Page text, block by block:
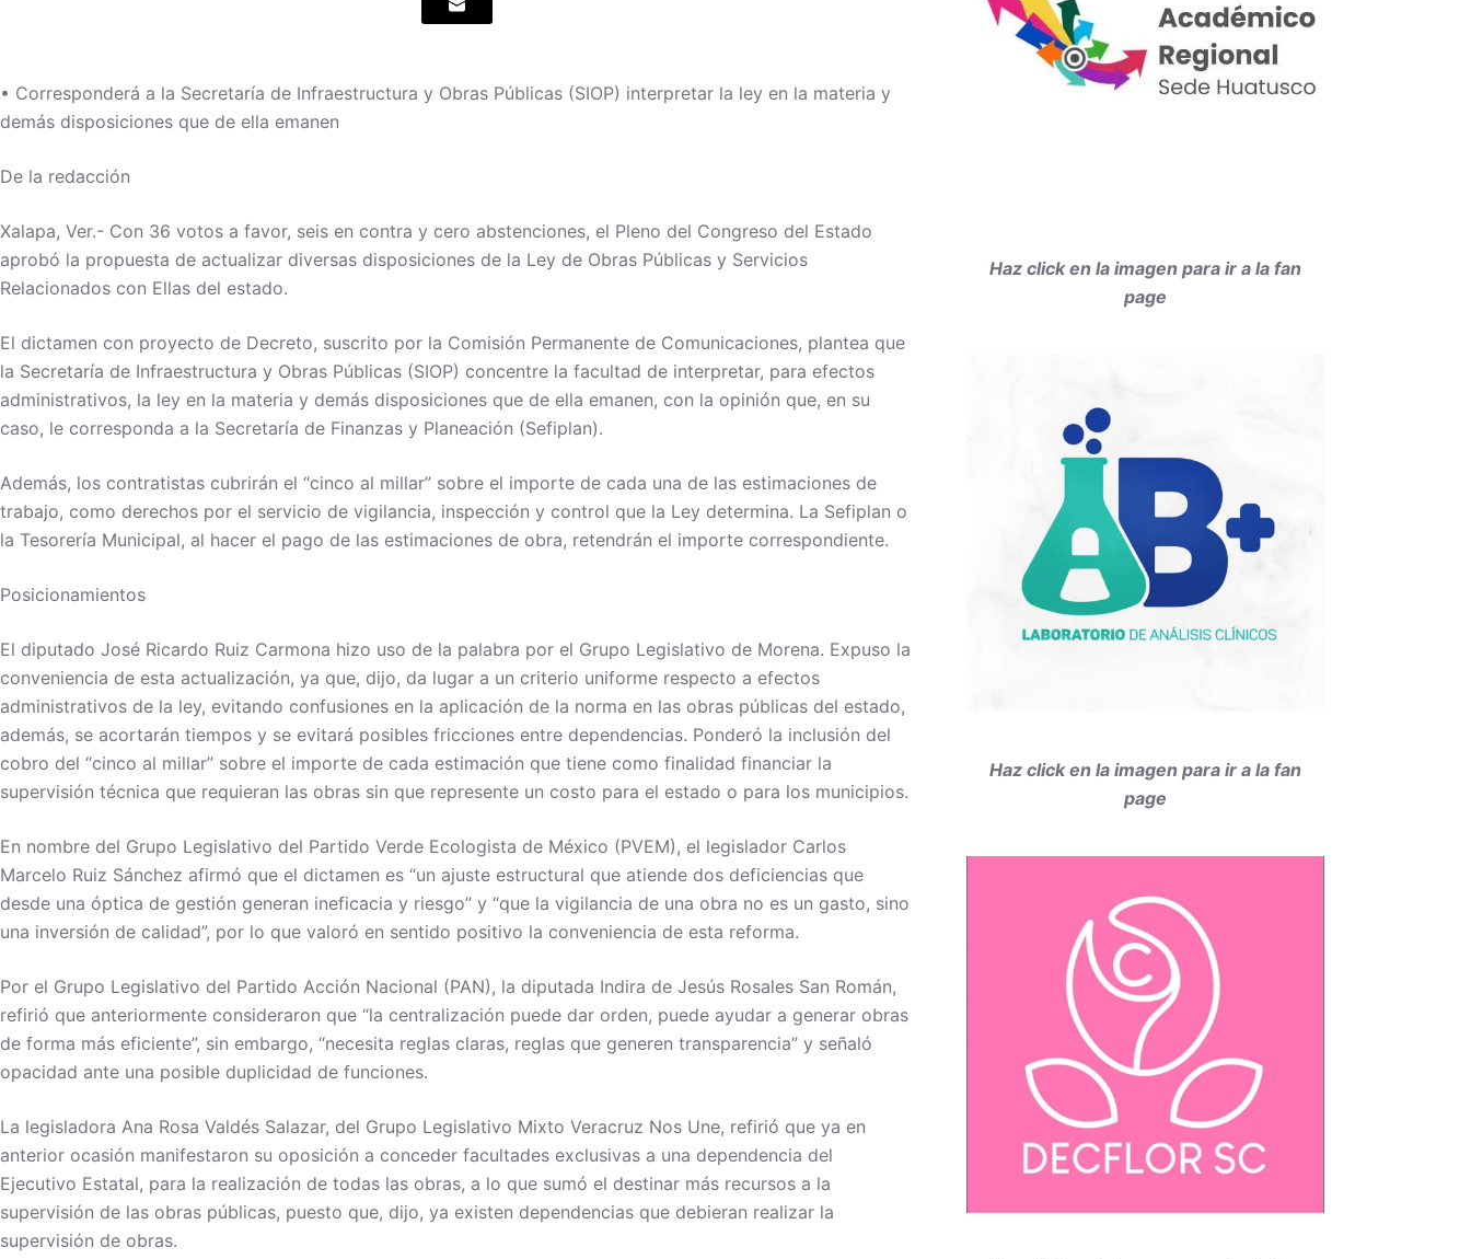
• Corresponderá a la Secretaría de Infraestructura y Obras Públicas (SIOP) interpretar la ley en la materia y
demás disposiciones que de ella emanen
De la redacción
Xalapa, Ver.- Con 36 votos a favor, seis en contra y cero abstenciones, el Pleno del Congreso del Estado
aprobó la propuesta de actualizar diversas disposiciones de la Ley de Obras Públicas y Servicios
Relacionados con Ellas del estado.
El dictamen con proyecto de Decreto, suscrito por la Comisión Permanente de Comunicaciones, plantea que
la Secretaría de Infraestructura y Obras Públicas (SIOP) concentre la facultad de interpretar, para efectos
administrativos, la ley en la materia y demás disposiciones que de ella emanen, con la opinión que, en su
caso, le corresponda a la Secretaría de Finanzas y Planeación (Sefiplan).
Además, los contratistas cubrirán el “cinco al millar” sobre el importe de cada una de las estimaciones de
trabajo, como derechos por el servicio de vigilancia, inspección y control que la Ley determina. La Sefiplan o
la Tesorería Municipal, al hacer el pago de las estimaciones de obra, retendrán el importe correspondiente.
Posicionamientos
El diputado José Ricardo Ruiz Carmona hizo uso de la palabra por el Grupo Legislativo de Morena. Expuso la
conveniencia de esta actualización, ya que, dijo, da lugar a un criterio uniforme respecto a efectos
administrativos de la ley, evitando confusiones en la aplicación de la norma en las obras públicas del estado,
además, se acortarán tiempos y se evitará posibles fricciones entre dependencias. Ponderó la inclusión del
cobro del “cinco al millar” sobre el importe de cada estimación que tiene como finalidad financiar la
supervisión técnica que requieran las obras sin que represente un costo para el estado o para los municipios.
En nombre del Grupo Legislativo del Partido Verde Ecologista de México (PVEM), el legislador Carlos
Marcelo Ruiz Sánchez afirmó que el dictamen es “un ajuste estructural que atiende dos deficiencias que
desde una óptica de gestión generan ineficacia y riesgo” y “que la vigilancia de una obra no es un gasto, sino
una inversión de calidad”, por lo que valoró en sentido positivo la conveniencia de esta reforma.
Por el Grupo Legislativo del Partido Acción Nacional (PAN), la diputada Indira de Jesús Rosales San Román,
refirió que anteriormente consideraron que “la centralización puede dar orden, puede ayudar a generar obras
de forma más eficiente”, sin embargo, “necesita reglas claras, reglas que generen transparencia” y señaló
opacidad ante una posible duplicidad de funciones.
La legisladora Ana Rosa Valdés Salazar, del Grupo Legislativo Mixto Veracruz Nos Une, refirió que ya en
anterior ocasión manifestaron su oposición a conceder facultades exclusivas a una dependencia del
Ejecutivo Estatal, para la realización de todas las obras, a lo que sumó el destinar más recursos a la
supervisión de las obras públicas, puesto que, dijo, ya existen dependencias que debieran realizar la
supervisión de obras.
Haz click en la imagen para ir a la fan
page
Haz click en la imagen para ir a la fan
page